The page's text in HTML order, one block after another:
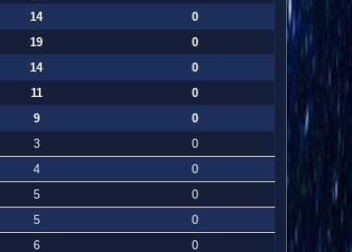
14
0
19
0
14
0
11
0
9
0
3
0
4
0
5
0
5
0
6
0